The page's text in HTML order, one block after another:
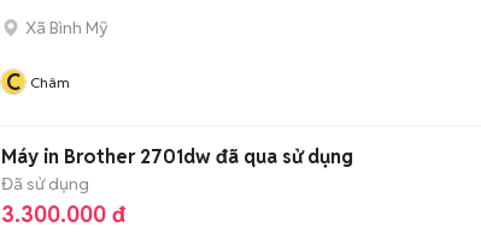
Xã Bình Mỹ
C Châm
Máy in Brother 2701dw đã qua sử dụng
Đã sử dụng
3.300.000 đ